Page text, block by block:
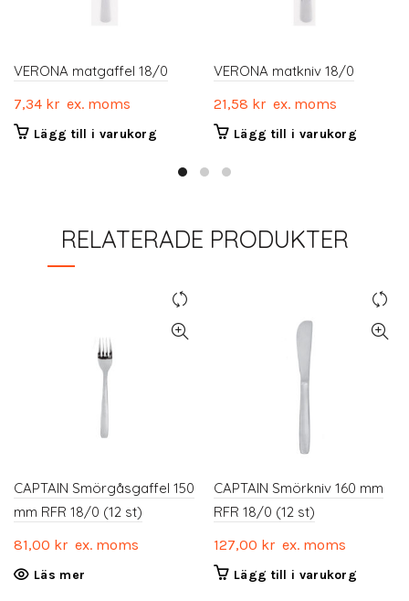
VERONA matgaffel 18/0
7,34 kr ex. moms
Lägg till i varukorg
VERONA matkniv 18/0
21,58 kr ex. moms
Lägg till i varukorg
RELATERADE PRODUKTER
CAPTAIN Smörgåsgaffel 150
mm RFR 18/0 (12 st)
81,00 kr ex. moms
Läs mer
CAPTAIN Smörkniv 160 mm
RFR 18/0 (12 st)
127,00 kr ex. moms
Lägg till i varukorg